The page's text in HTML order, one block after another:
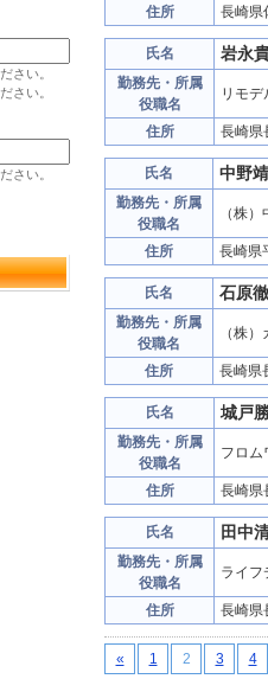
さい。
さい。
さい。
住所
長崎
氏名 岩永
勤務先・所属
役職名
リモデ
住所 長崎
氏名 中野靖
勤務先・所属
役職名
（株
住所 長崎
氏名 石原徹
勤務先・所属
役職名
（株
住所 長崎
氏名 城戸
勤務先・所属
役職名
フロム
住所 長崎
氏名 田中
勤務先・所属
役職名
ライフ
住所 長崎
« 1 2 3 4